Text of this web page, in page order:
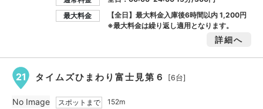
最大料金
【全日】最大料金入庫後6時間以内1,200円
※最大料金は繰り返し適用となります。
詳細へ
21 タイムズひまわり富士見第６ [6台]
スポットまで
152m
No Image